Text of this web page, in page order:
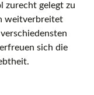
zurecht gelegt zu
weitverbreitet
sich die